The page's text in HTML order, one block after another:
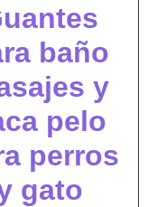
baño
y
pelo
perros
gato